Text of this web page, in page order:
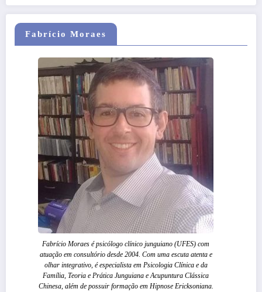
Fabrício Moraes
Fabrício Moraes é psicólogo clínico junguiano (UFES) com
atuação em consultório desde 2004. Com uma escuta atenta e
olhar integrativo, é especialista em Psicologia Clínica e da
Família, Teoria e Prática Junguiana e Acupuntura Clássica
Chinesa, além de possuir formação em Hipnose Ericksoniana.